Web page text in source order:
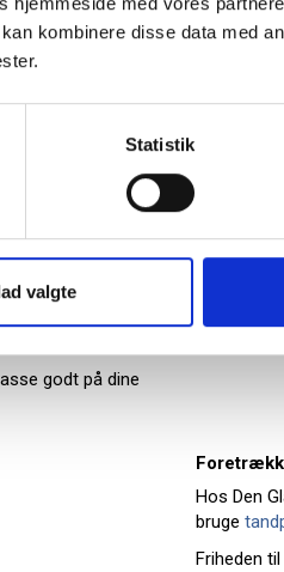
kombinere disse data med
Statistik
valgte
i dag i flere former
hvor de kan
i både sundhed og
bæredygtig og
godt på dine
Hos Den
bruge
Friheden